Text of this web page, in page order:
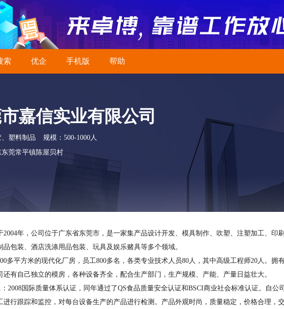
索 优企 手机版 帮助
嘉信实业有限公司
塑料制品
规模：500-1000人
莞常平镇陈屋贝村
2004年，公司位于广东省东莞市，是一家集产品设计开发、模具制作、吹塑、注塑加工、
包装、酒店洗涤用品包装、玩具及娱乐赌具等多个领域。
多平方米的现代化厂房，员工800多名，各类专业技术人员80人，其中高级工程师20人。
有自己独立的模房，各种设备齐全，配合生产部门，生产规模、产能、产量日益壮大。
2008国际质量体系认证，同年通过了QS食品质量安全认证和BSCI商业社会标准认证。自
行跟踪和监控，对每台设备生产的产品进行检测。产品外观时尚，质量稳定，价格合理，